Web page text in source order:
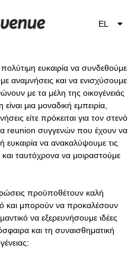
EL
EN
πολύτιμη ευκαιρία να συνδεθούμε
αναμνήσεις και να ενισχύσουμε
με τα μέλη της οικογένειάς
μια μοναδική εμπειρία,
είτε πρόκειται για τον στενό
reunion συγγενών που έχουν να
ευκαιρία να ανακαλύψουμε τις
ταυτόχρονα να μοιραστούμε
προϋποθέτουν καλή
και μπορούν να προκαλέσουν
να εξερευνήσουμε ιδέες
και τη συναισθηματική